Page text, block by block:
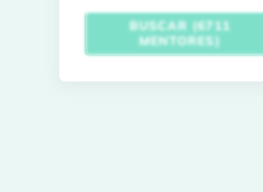
BUSCAR (6711
MENTORES)